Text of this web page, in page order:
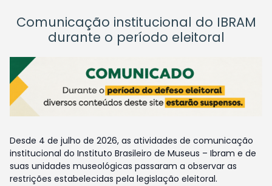
Comunicação institucional do IBRAM
durante o período eleitoral
Desde 4 de julho de 2026, as atividades de comunicação
institucional do Instituto Brasileiro de Museus – Ibram e de
suas unidades museológicas passaram a observar as
restrições estabelecidas pela legislação eleitoral.